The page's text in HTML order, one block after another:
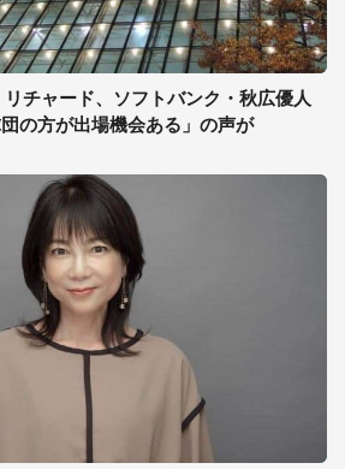
チャード、ソフトバンク・秋広優人
の方が出場機会ある」の声が